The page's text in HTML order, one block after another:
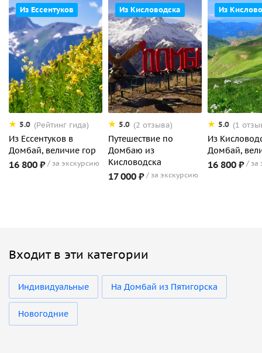
Из Ессентуков
5.0 (Рейтинг гида)
Из Ессентуков в
Домбай, величие гор
16 800 ₽ за экскурсию
Из Кисловодска
5.0 (2 отзыва)
Путешествие по
Домбаю из
Кисловодска
17 000 ₽ за экскурсию
Из
5.0 (1
Из
Домбай,
16 800 ₽ за
Входит в эти категории
Индивидуальные На Домбай из Пятигорска
Новогодние